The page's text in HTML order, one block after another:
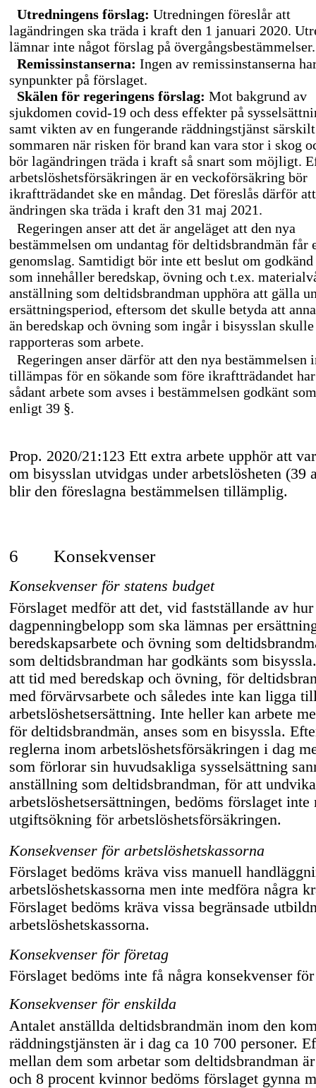
Utredningens förslag: Utredningen föreslår att
lagändringen ska träda i kraft den 1 januari 2020.
lämnar inte något förslag på övergångsbestämmelser.
Remissinstanserna: Ingen av remissinstanserna
synpunkter på förslaget.
Skälen för regeringens förslag: Mot bakgrund av
sjukdomen covid-19 och dess effekter på
samt vikten av en fungerande räddningstjänst
sommaren när risken för brand kan vara stor i skog
bör lagändringen träda i kraft så snart som möjligt.
arbetslöshetsförsäkringen är en veckoförsäkring bör
ikraftträdandet ske en måndag. Det föreslås därför att
ändringen ska träda i kraft den 31 maj 2021.
Regeringen anser att det är angeläget att den nya
bestämmelsen om undantag för deltidsbrandmän får
genomslag. Samtidigt bör inte ett beslut om
som innehåller beredskap, övning och t.ex.
anställning som deltidsbrandman upphöra att gälla
ersättningsperiod, eftersom det skulle betyda att
än beredskap och övning som ingår i bisysslan
rapporteras som arbete.
Regeringen anser därför att den nya bestämmelsen
tillämpas för en sökande som före ikraftträdandet
sådant arbete som avses i bestämmelsen godkänt
enligt 39 §.
Prop. 2020/21:123 Ett extra arbete upphör att
om bisysslan utvidgas under arbetslösheten (39
blir den föreslagna bestämmelsen tillämplig.
6 Konsekvenser
Konsekvenser för statens budget
Förslaget medför att det, vid fastställande av hur
dagpenningbelopp som ska lämnas per
beredskapsarbete och övning som
som deltidsbrandman har godkänts som
att tid med beredskap och övning, för
med förvärvsarbete och således inte kan ligga
arbetslöshetsersättning. Inte heller kan arbete
för deltidsbrandmän, anses som en bisyssla.
reglerna inom arbetslöshetsförsäkringen i dag
som förlorar sin huvudsakliga sysselsättning
anställning som deltidsbrandman, för att
arbetslöshetsersättningen, bedöms förslaget inte
utgiftsökning för arbetslöshetsförsäkringen.
Konsekvenser för arbetslöshetskassorna
Förslaget bedöms kräva viss manuell
arbetslöshetskassorna men inte medföra några
Förslaget bedöms kräva vissa begränsade
arbetslöshetskassorna.
Konsekvenser för företag
Förslaget bedöms inte få några konsekvenser
Konsekvenser för enskilda
Antalet anställda deltidsbrandmän inom den
räddningstjänsten är i dag ca 10 700 personer.
mellan dem som arbetar som deltidsbrandman
och 8 procent kvinnor bedöms förslaget gynna